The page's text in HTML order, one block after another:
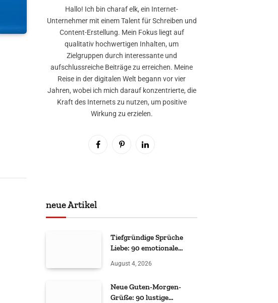
Hallo! Ich bin charaf elk, ein Internet-
Unternehmer mit einem Talent für Schreiben und
Content-Erstellung. Mein Fokus liegt auf
qualitativ hochwertigen Inhalten, um
Zielgruppen durch interessante und
aufschlussreiche Beiträge zu erreichen. Meine
Reise in der digitalen Welt begann vor vier
Jahren, wobei ich mich darauf konzentrierte, die
Kraft des Internets zu nutzen, um positive
Wirkung zu erzielen.
FacebookPinterestLinkedIn
neue Artikel
Tiefgründige Sprüche
Liebe: 90 emotionale
August 4, 2026
Neue Guten-Morgen-
Grüße: 90 lustige